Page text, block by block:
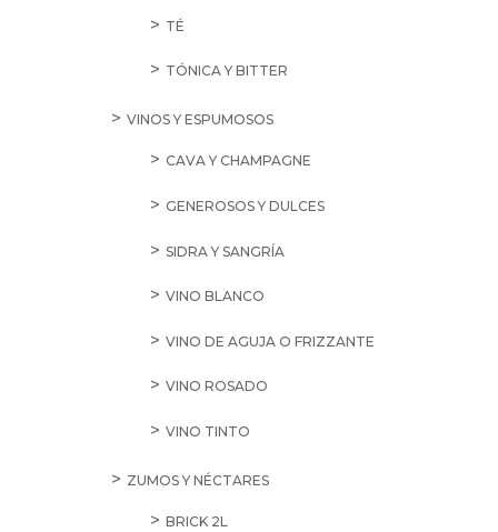
TÉ
TÓNICA Y BITTER
VINOS Y ESPUMOSOS
CAVA Y CHAMPAGNE
GENEROSOS Y DULCES
SIDRA Y SANGRÍA
VINO BLANCO
VINO DE AGUJA O FRIZZANTE
VINO ROSADO
VINO TINTO
ZUMOS Y NÉCTARES
BRICK 2L